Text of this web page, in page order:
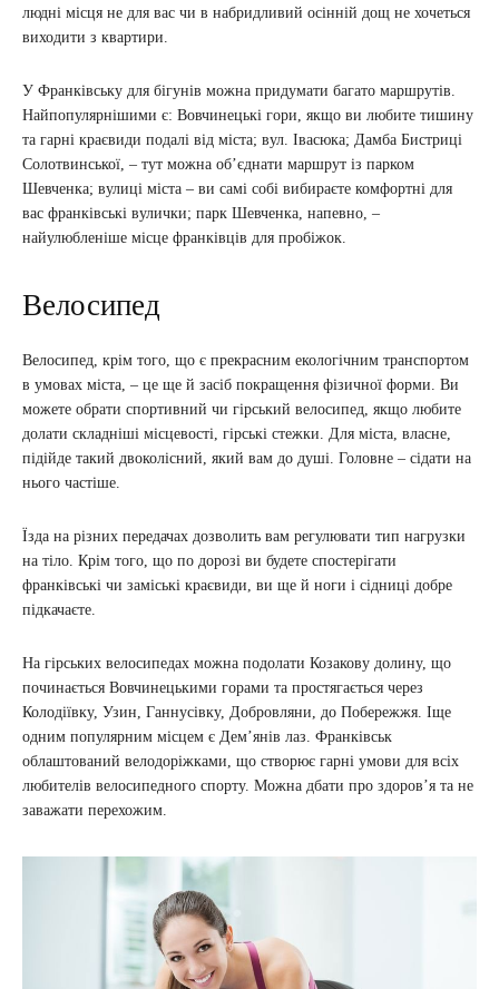
людні місця не для вас чи в набридливий осінній дощ не хочеться
виходити з квартири.
У Франківську для бігунів можна придумати багато маршрутів.
Найпопулярнішими є: Вовчинецькі гори, якщо ви любите тишину
та гарні краєвиди подалі від міста; вул. Івасюка; Дамба Бистриці
Солотвинської, – тут можна об’єднати маршрут із парком
Шевченка; вулиці міста – ви самі собі вибираєте комфортні для
вас франківські вулички; парк Шевченка, напевно, –
найулюбленіше місце франківців для пробіжок.
Велосипед
Велосипед, крім того, що є прекрасним екологічним транспортом
в умовах міста, – це ще й засіб покращення фізичної форми. Ви
можете обрати спортивний чи гірський велосипед, якщо любите
долати складніші місцевості, гірські стежки. Для міста, власне,
підійде такий двоколісний, який вам до душі. Головне – сідати на
нього частіше.
Їзда на різних передачах дозволить вам регулювати тип нагрузки
на тіло. Крім того, що по дорозі ви будете спостерігати
франківські чи заміські краєвиди, ви ще й ноги і сідниці добре
підкачаєте.
На гірських велосипедах можна подолати Козакову долину, що
починається Вовчинецькими горами та простягається через
Колодіївку, Узин, Ганнусівку, Добровляни, до Побережжя. Іще
одним популярним місцем є Дем’янів лаз. Франківськ
облаштований велодоріжками, що створює гарні умови для всіх
любителів велосипедного спорту. Можна дбати про здоров’я та не
заважати перехожим.